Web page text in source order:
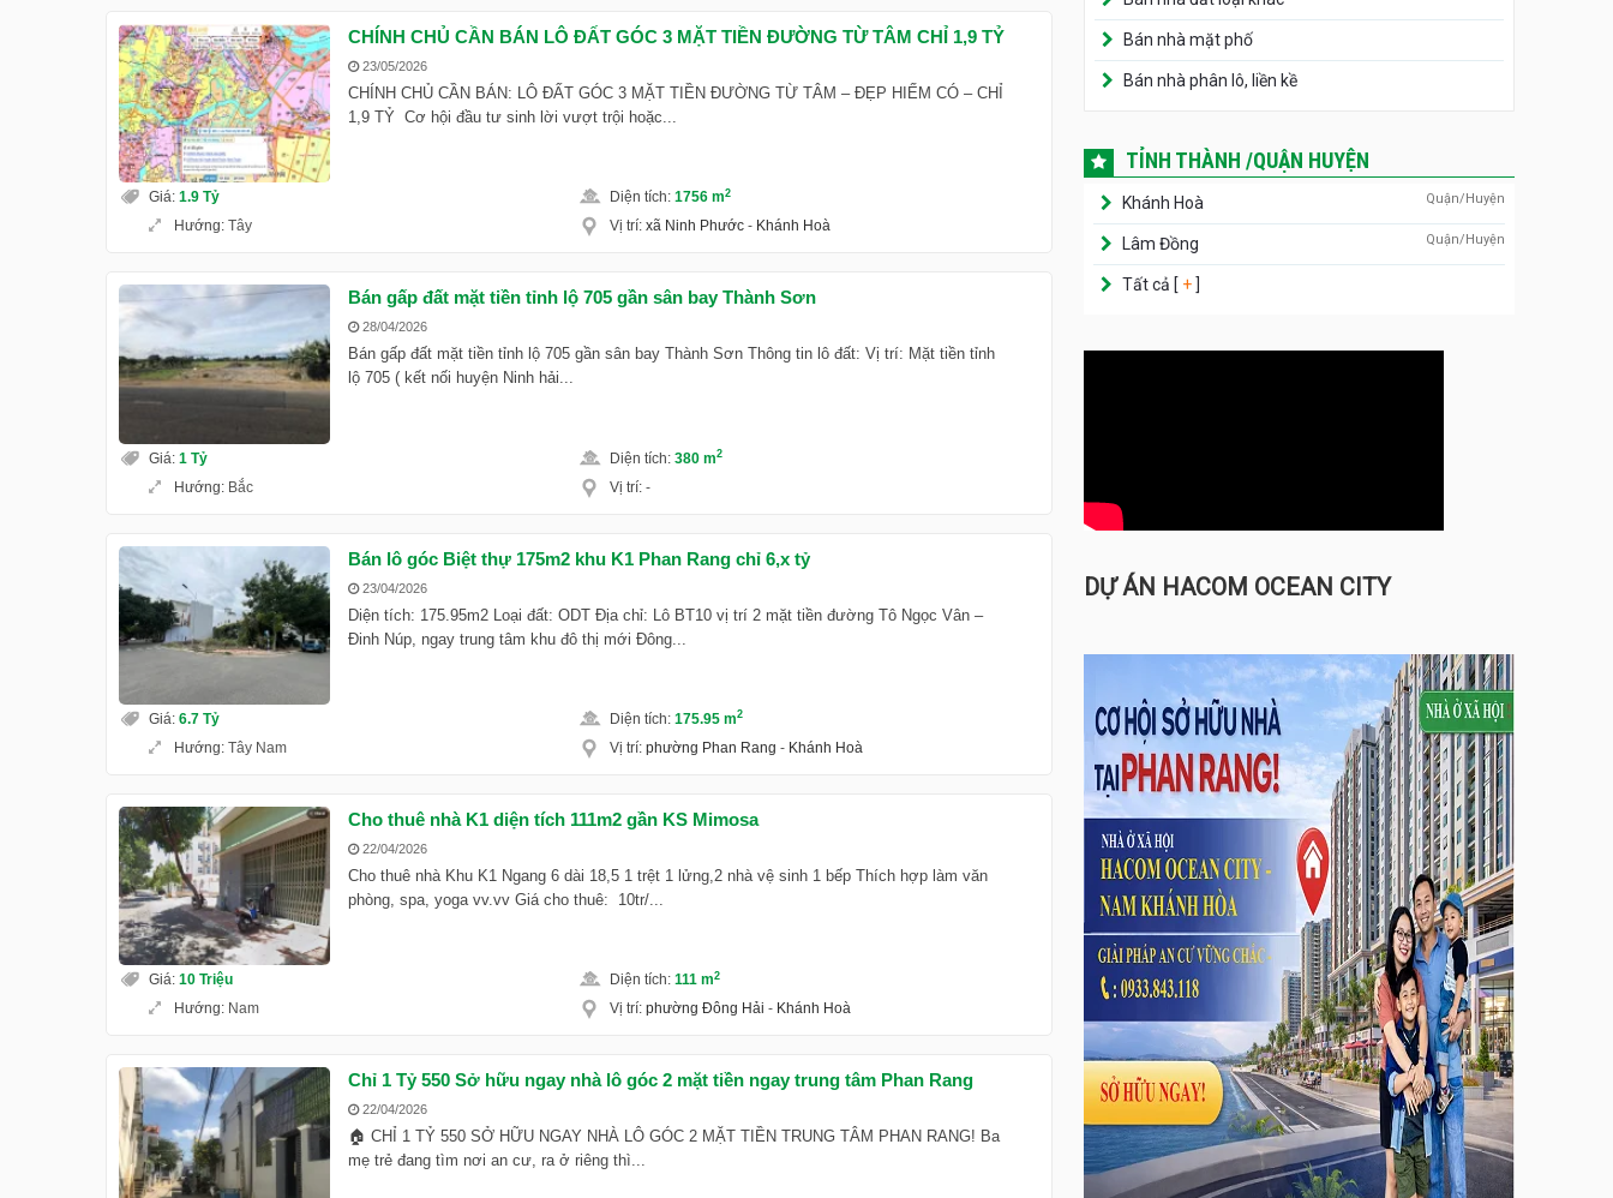
CHÍNH CHỦ CẦN BÁN LÔ ĐẤT GÓC 3 MẶT TIỀN ĐƯỜNG TỪ TÂM CHỈ 1,9 TỶ
23/05/2026
CHÍNH CHỦ CẦN BÁN: LÔ ĐẤT GÓC 3 MẶT TIỀN ĐƯỜNG TỪ TÂM – ĐẸP HIẾM CÓ – CHỈ
1,9 TỶ Cơ hội đầu tư sinh lời vượt trội hoặc...
Giá: 1.9 Tỷ Diện tích:1756 m2
Hướng: Tây Vị trí: xã Ninh Phước- Khánh Hoà
Bán gấp đất mặt tiền tỉnh lộ 705 gần sân bay Thành Sơn
28/04/2026
Bán gấp đất mặt tiền tỉnh lộ 705 gần sân bay Thành Sơn Thông tin lô đất: Vị trí: Mặt tiền tỉnh
lộ 705 ( kết nối huyện Ninh hải...
Giá: 1 Tỷ Diện tích:380 m2
Hướng: Bắc Vị trí: -
Bán lô góc Biệt thự 175m2 khu K1 Phan Rang chỉ 6,x tỷ
23/04/2026
Diện tích: 175.95m2 Loại đất: ODT Địa chỉ: Lô BT10 vị trí 2 mặt tiền đường Tô Ngọc Vân –
Đinh Núp, ngay trung tâm khu đô thị mới Đông...
Giá: 6.7 Tỷ Diện tích:175.95 m2
Hướng: Tây Nam Vị trí: phường Phan Rang - Khánh Hoà
Cho thuê nhà K1 diện tích 111m2 gần KS Mimosa
22/04/2026
Cho thuê nhà Khu K1 Ngang 6 dài 18,5 1 trệt 1 lửng,2 nhà vệ sinh 1 bếp Thích hợp làm văn
phòng, spa, yoga vv.vv Giá cho thuê: 10tr/...
Giá: 10 Triệu Diện tích:111 m2
Hướng: Nam Vị trí: phường Đông Hải - Khánh Hoà
Chỉ 1 Tỷ 550 Sở hữu ngay nhà lô góc 2 mặt tiền ngay trung tâm Phan Rang
22/04/2026
🏠 CHỈ 1 TỶ 550 SỞ HỮU NGAY NHÀ LÔ GÓC 2 MẶT TIỀN TRUNG TÂM PHAN RANG! Ba
mẹ trẻ đang tìm nơi an cư, ra ở riêng thì...
Bán nhà mặt phố
Bán nhà phân lô, liền kề
TỈNH THÀNH /QUẬN HUYỆN
Khánh Hoà Quận/Huyện
Lâm Đồng Quận/Huyện
Tất cả [ + ]
DỰ ÁN HACOM OCEAN CITY